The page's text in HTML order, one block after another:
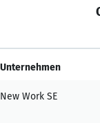
Unternehmen
New Work SE